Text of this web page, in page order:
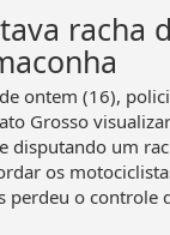
racha
ontem (16),
Grosso
disputando um
os
perdeu o controle